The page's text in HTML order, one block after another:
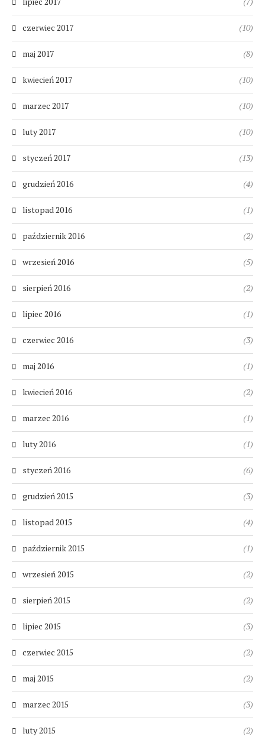
czerwiec 2017 (10)
maj 2017 (8)
kwiecień 2017 (10)
marzec 2017 (10)
luty 2017 (10)
styczeń 2017 (13)
grudzień 2016 (4)
listopad 2016 (1)
październik 2016 (2)
wrzesień 2016 (5)
sierpień 2016 (2)
lipiec 2016 (1)
czerwiec 2016 (3)
maj 2016 (1)
kwiecień 2016 (2)
marzec 2016 (1)
luty 2016 (1)
styczeń 2016 (6)
grudzień 2015 (3)
listopad 2015 (4)
październik 2015 (1)
wrzesień 2015 (2)
sierpień 2015 (2)
lipiec 2015 (3)
czerwiec 2015 (2)
maj 2015 (2)
marzec 2015 (3)
luty 2015 (2)